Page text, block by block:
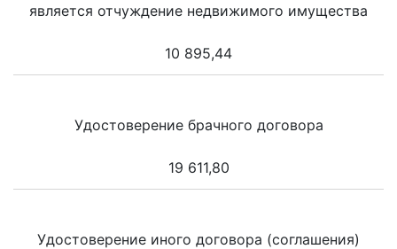
является отчуждение недвижимого имущества
10 895,44
Удостоверение брачного договора
19 611,80
Удостоверение иного договора (соглашения)